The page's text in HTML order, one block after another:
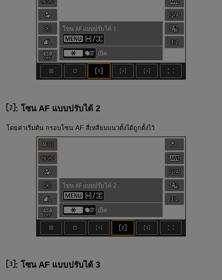
: โซน AF แบบปรับได้ 2
โดยค่าเริ่มต้น กรอบโซน AF สี่เหลี่ยมแนวตั้งได้ถูกตั้งไว้
: โซน AF แบบปรับได้ 3